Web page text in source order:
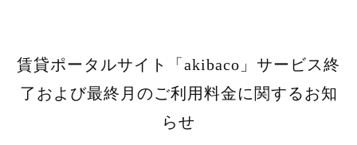
賃貸ポータルサイト「akibaco」サービス終
了および最終月のご利用料金に関するお知
らせ